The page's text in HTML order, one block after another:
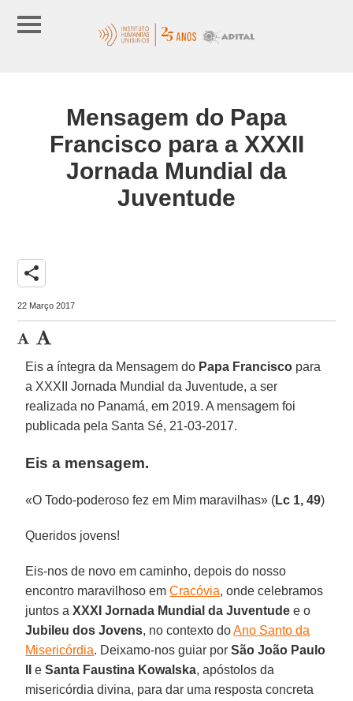
Mensagem do Papa
Francisco para a XXXII
Jornada Mundial da
Juventude
share
22 Março 2017
Eis a íntegra da Mensagem do Papa Francisco para
a XXXII Jornada Mundial da Juventude, a ser
realizada no Panamá, em 2019. A mensagem foi
publicada pela Santa Sé, 21-03-2017.
Eis a mensagem.
«O Todo-poderoso fez em Mim maravilhas» (Lc 1, 49)
Queridos jovens!
Eis-nos de novo em caminho, depois do nosso
encontro maravilhoso emCracóvia, onde celebramos
juntos aXXXI Jornada Mundial da Juventude e o
Jubileu dos Jovens, no contexto doAno Santo da
Misericórdia. Deixamo-nos guiar porSão João Paulo
eSanta Faustina Kowalska, apóstolos da
misericórdia divina, para dar uma resposta concreta